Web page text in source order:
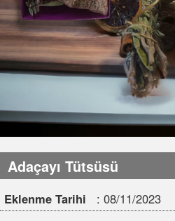
Adaçayı Tütsüsü
Eklenme Tarihi : 08/11/2023
Stok Durumu : Stokta Var
Fiyat 200.00 TRY